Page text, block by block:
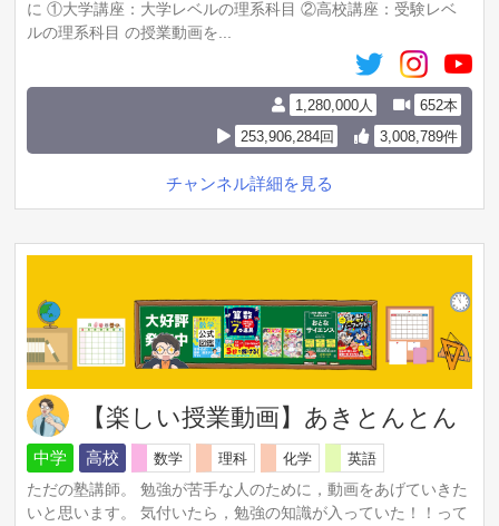
に ①大学講座：大学レベルの理系科目 ②高校講座：受験レベ
ルの理系科目 の授業動画を...
1,280,000人
652本
253,906,284回
3,008,789件
チャンネル詳細を見る
【楽しい授業動画】あきとんとん
中学 高校 数学 理科 化学
英語
ただの塾講師。 勉強が苦手な人のために，動画をあげていきた
いと思います。 気付いたら，勉強の知識が入っていた！！って